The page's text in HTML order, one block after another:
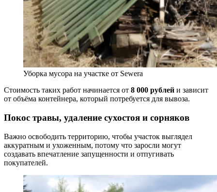
Уборка мусора на участке от Sewera
Стоимость таких работ начинается от 8 000 рублей и зависит
от объёма контейнера, который потребуется для вывоза.
Покос травы, удаление сухостоя и сорняков
Важно освободить территорию, чтобы участок выглядел
аккуратным и ухоженным, потому что заросли могут
создавать впечатление запущенности и отпугивать
покупателей.